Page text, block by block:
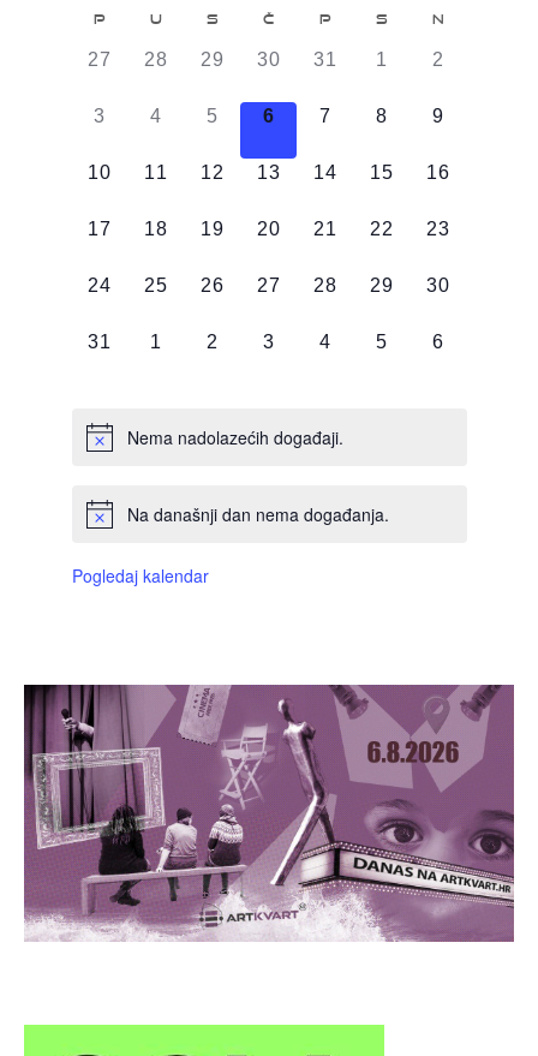
Kalendar
od
Događaji
P U S Č P S N
0
27
0
28
0
29
0
30
0
31
0
1
0
2
0
3
0
4
0
5
0
6
0
7
0
8
0
9
0
10
0
11
0
12
0
13
0
14
0
15
0
16
0
17
0
18
0
19
0
20
0
21
0
22
0
23
0
24
0
25
0
26
0
27
0
28
0
29
0
30
0
31
0
1
0
2
0
3
0
4
0
5
0
6
Nema nadolazećih događaji.
Na današnji dan nema događanja.
Pogledaj kalendar